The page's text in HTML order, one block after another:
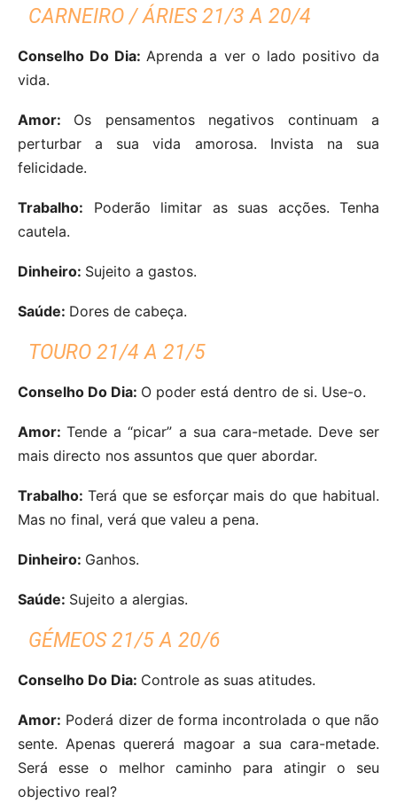
CARNEIRO / ÁRIES 21/3 A 20/4
Conselho Do Dia: Aprenda a ver o lado positivo da
vida.
Amor: Os pensamentos negativos continuam a
perturbar a sua vida amorosa. Invista na sua
felicidade.
Trabalho: Poderão limitar as suas acções. Tenha
cautela.
Dinheiro: Sujeito a gastos.
Saúde: Dores de cabeça.
TOURO 21/4 A 21/5
Conselho Do Dia: O poder está dentro de si. Use-o.
Amor:Tende a “picar” a sua cara-metade. Deve ser
mais directo nos assuntos que quer abordar.
Trabalho: Terá que se esforçar mais do que habitual.
Mas no final, verá que valeu a pena.
Dinheiro: Ganhos.
Saúde: Sujeito a alergias.
GÉMEOS 21/5 A 20/6
Conselho Do Dia: Controle as suas atitudes.
Amor: Poderá dizer de forma incontrolada o que não
sente. Apenas quererá magoar a sua cara-metade.
Será esse o melhor caminho para atingir o seu
objectivo real?